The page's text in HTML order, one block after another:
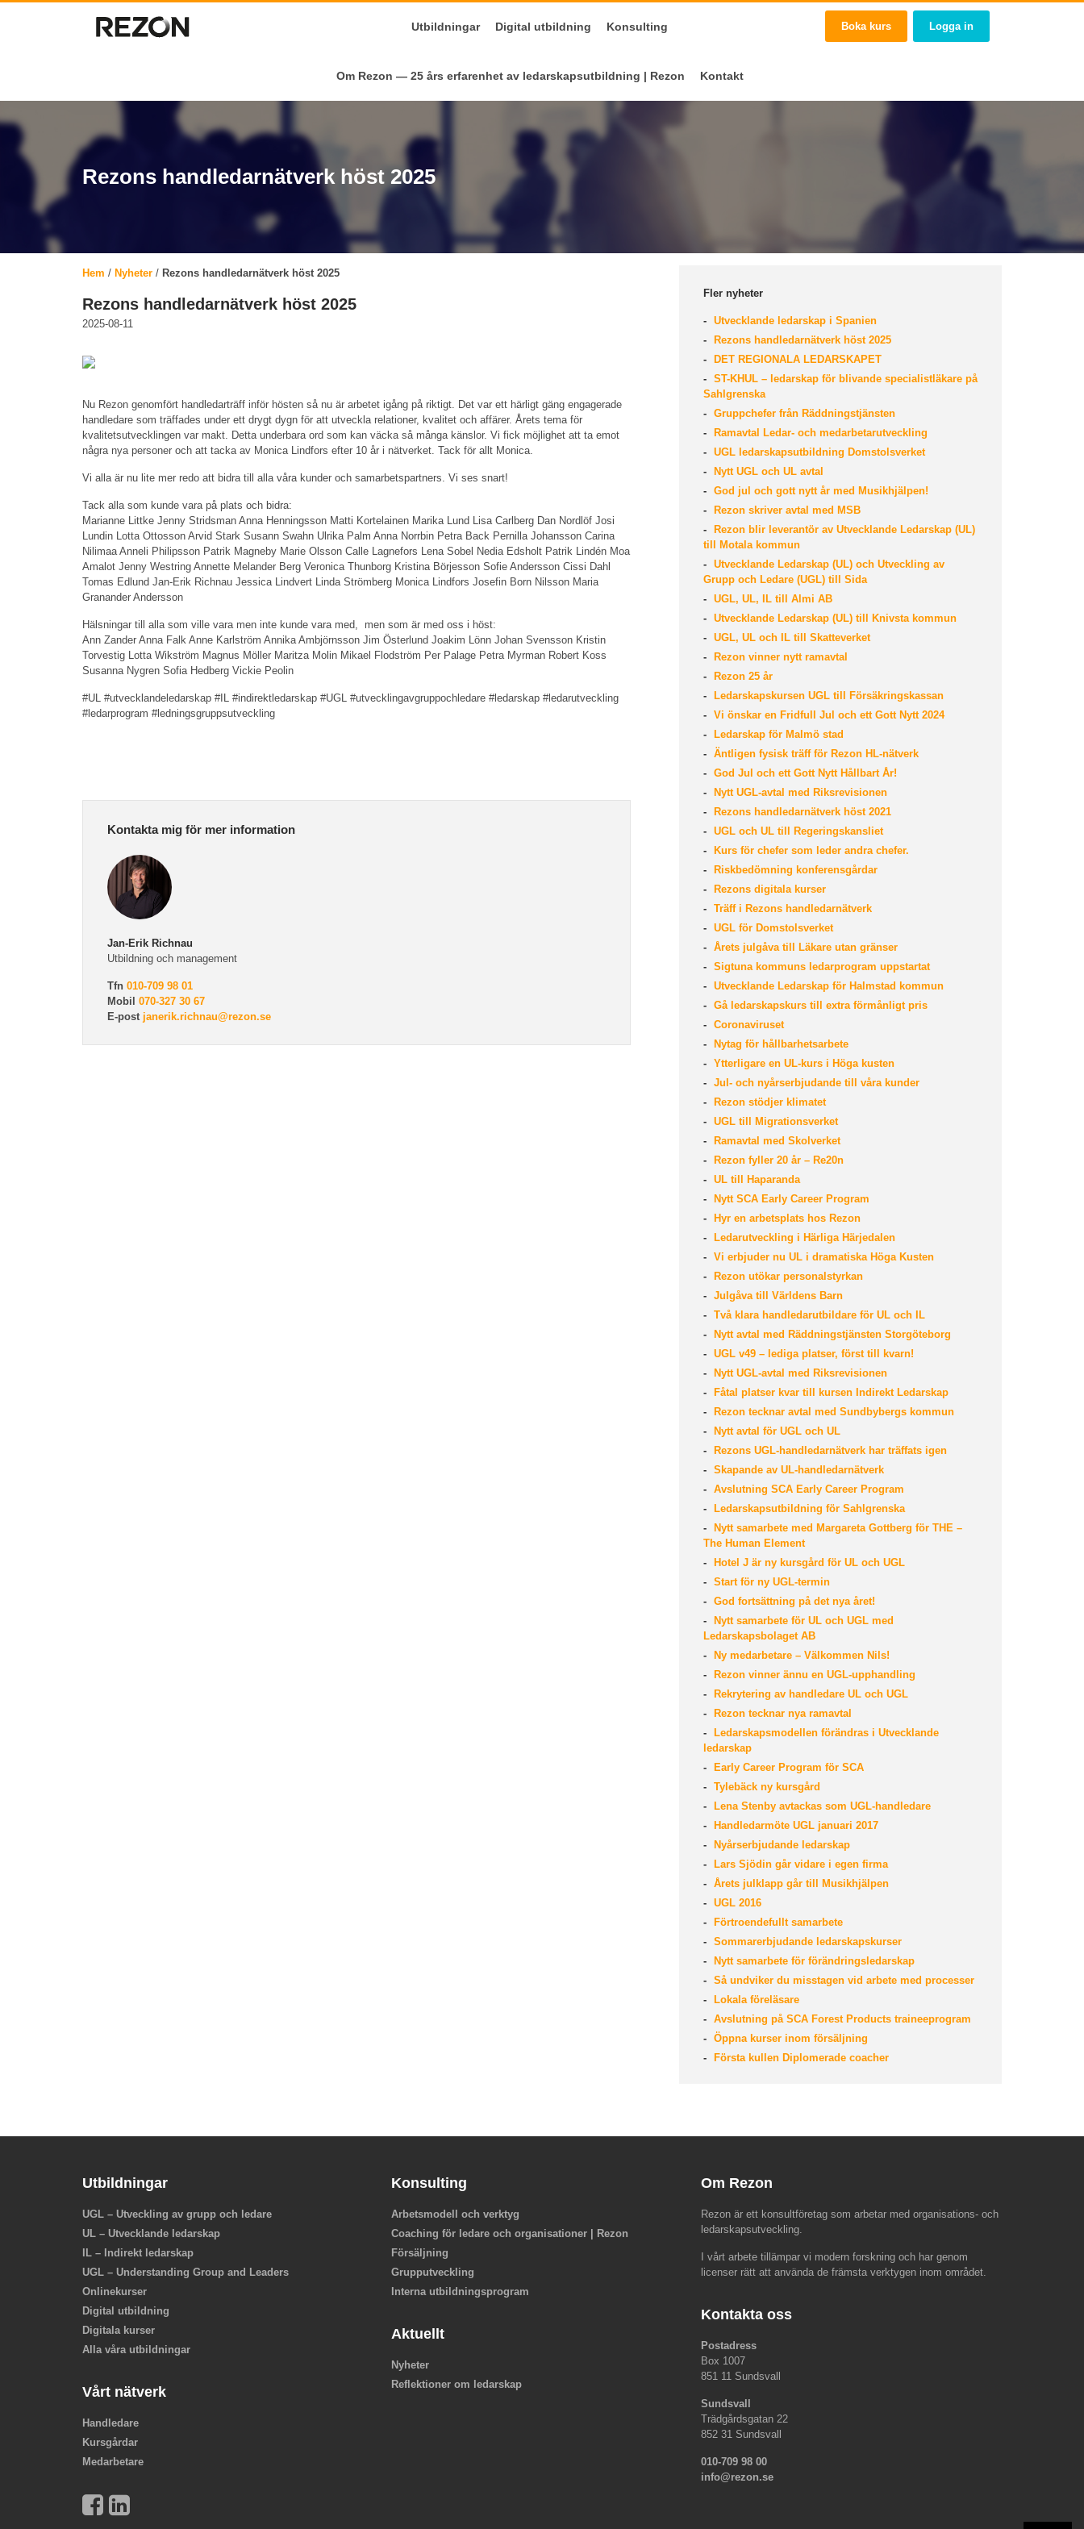
Utbildningar Digital utbildning Konsulting
Om Rezon — 25 års erfarenhet av ledarskapsutbildning | Rezon Kontakt
Boka kurs Logga in
Rezons handledarnätverk höst 2025
Hem / Nyheter / Rezons handledarnätverk höst 2025
Rezons handledarnätverk höst 2025
2025-08-11
Nu Rezon genomfört handledarträff inför hösten så nu är arbetet igång på riktigt. Det var ett härligt gäng engagerade
handledare som träffades under ett drygt dygn för att utveckla relationer, kvalitet och affärer. Årets tema för
kvalitetsutvecklingen var makt. Detta underbara ord som kan väcka så många känslor. Vi fick möjlighet att ta emot
några nya personer och att tacka av Monica Lindfors efter 10 år i nätverket. Tack för allt Monica.
Vi alla är nu lite mer redo att bidra till alla våra kunder och samarbetspartners. Vi ses snart!
Tack alla som kunde vara på plats och bidra:
Marianne Littke Jenny Stridsman Anna Henningsson Matti Kortelainen Marika Lund Lisa Carlberg Dan Nordlöf Josi
Lundin Lotta Ottosson Arvid Stark Susann Swahn Ulrika Palm Anna Norrbin Petra Back Pernilla Johansson Carina
Nilimaa Anneli Philipsson Patrik Magneby Marie Olsson Calle Lagnefors Lena Sobel Nedia Edsholt Patrik Lindén Moa
Amalot Jenny Westring Annette Melander Berg Veronica Thunborg Kristina Börjesson Sofie Andersson Cissi Dahl
Tomas Edlund Jan-Erik Richnau Jessica Lindvert Linda Strömberg Monica Lindfors Josefin Born Nilsson Maria
Granander Andersson
Hälsningar till alla som ville vara men inte kunde vara med, men som är med oss i höst:
Ann Zander Anna Falk Anne Karlström Annika Ambjörnsson Jim Österlund Joakim Lönn Johan Svensson Kristin
Torvestig Lotta Wikström Magnus Möller Maritza Molin Mikael Flodström Per Palage Petra Myrman Robert Koss
Susanna Nygren Sofia Hedberg Vickie Peolin
#UL #utvecklandeledarskap #IL #indirektledarskap #UGL #utvecklingavgruppochledare #ledarskap #ledarutveckling
#ledarprogram #ledningsgruppsutveckling
Kontakta mig för mer information
Jan-Erik Richnau
Utbildning och management
Tfn 010-709 98 01
Mobil 070-327 30 67
E-post janerik.richnau@rezon.se
Fler nyheter
Utvecklande ledarskap i Spanien
Rezons handledarnätverk höst 2025
DET REGIONALA LEDARSKAPET
ST-KHUL – ledarskap för blivande specialistläkare på
Sahlgrenska
Gruppchefer från Räddningstjänsten
Ramavtal Ledar- och medarbetarutveckling
UGL ledarskapsutbildning Domstolsverket
Nytt UGL och UL avtal
God jul och gott nytt år med Musikhjälpen!
Rezon skriver avtal med MSB
Rezon blir leverantör av Utvecklande Ledarskap (UL)
till Motala kommun
Utvecklande Ledarskap (UL) och Utveckling av
Grupp och Ledare (UGL) till Sida
UGL, UL, IL till Almi AB
Utvecklande Ledarskap (UL) till Knivsta kommun
UGL, UL och IL till Skatteverket
Rezon vinner nytt ramavtal
Rezon 25 år
Ledarskapskursen UGL till Försäkringskassan
Vi önskar en Fridfull Jul och ett Gott Nytt 2024
Ledarskap för Malmö stad
Äntligen fysisk träff för Rezon HL-nätverk
God Jul och ett Gott Nytt Hållbart År!
Nytt UGL-avtal med Riksrevisionen
Rezons handledarnätverk höst 2021
UGL och UL till Regeringskansliet
Kurs för chefer som leder andra chefer.
Riskbedömning konferensgårdar
Rezons digitala kurser
Träff i Rezons handledarnätverk
UGL för Domstolsverket
Årets julgåva till Läkare utan gränser
Sigtuna kommuns ledarprogram uppstartat
Utvecklande Ledarskap för Halmstad kommun
Gå ledarskapskurs till extra förmånligt pris
Coronaviruset
Nytag för hållbarhetsarbete
Ytterligare en UL-kurs i Höga kusten
Jul- och nyårserbjudande till våra kunder
Rezon stödjer klimatet
UGL till Migrationsverket
Ramavtal med Skolverket
Rezon fyller 20 år – Re20n
UL till Haparanda
Nytt SCA Early Career Program
Hyr en arbetsplats hos Rezon
Ledarutveckling i Härliga Härjedalen
Vi erbjuder nu UL i dramatiska Höga Kusten
Rezon utökar personalstyrkan
Julgåva till Världens Barn
Två klara handledarutbildare för UL och IL
Nytt avtal med Räddningstjänsten Storgöteborg
UGL v49 – lediga platser, först till kvarn!
Nytt UGL-avtal med Riksrevisionen
Fåtal platser kvar till kursen Indirekt Ledarskap
Rezon tecknar avtal med Sundbybergs kommun
Nytt avtal för UGL och UL
Rezons UGL-handledarnätverk har träffats igen
Skapande av UL-handledarnätverk
Avslutning SCA Early Career Program
Ledarskapsutbildning för Sahlgrenska
Nytt samarbete med Margareta Gottberg för THE –
The Human Element
Hotel J är ny kursgård för UL och UGL
Start för ny UGL-termin
God fortsättning på det nya året!
Nytt samarbete för UL och UGL med
Ledarskapsbolaget AB
Ny medarbetare – Välkommen Nils!
Rezon vinner ännu en UGL-upphandling
Rekrytering av handledare UL och UGL
Rezon tecknar nya ramavtal
Ledarskapsmodellen förändras i Utvecklande
ledarskap
Early Career Program för SCA
Tylebäck ny kursgård
Lena Stenby avtackas som UGL-handledare
Handledarmöte UGL januari 2017
Nyårserbjudande ledarskap
Lars Sjödin går vidare i egen firma
Årets julklapp går till Musikhjälpen
UGL 2016
Förtroendefullt samarbete
Sommarerbjudande ledarskapskurser
Nytt samarbete för förändringsledarskap
Så undviker du misstagen vid arbete med processer
Lokala föreläsare
Avslutning på SCA Forest Products traineeprogram
Öppna kurser inom försäljning
Första kullen Diplomerade coacher
Utbildningar
UGL – Utveckling av grupp och ledare
UL – Utvecklande ledarskap
IL – Indirekt ledarskap
UGL – Understanding Group and Leaders
Onlinekurser
Digital utbildning
Digitala kurser
Alla våra utbildningar
Vårt nätverk
Handledare
Kursgårdar
Medarbetare
Konsulting
Arbetsmodell och verktyg
Coaching för ledare och organisationer | Rezon
Försäljning
Grupputveckling
Interna utbildningsprogram
Aktuellt
Nyheter
Reflektioner om ledarskap
Om Rezon
Rezon är ett konsultföretag som arbetar med organisations- och
ledarskapsutveckling.
I vårt arbete tillämpar vi modern forskning och har genom
licenser rätt att använda de främsta verktygen inom området.
Kontakta oss
Postadress
Box 1007
851 11 Sundsvall
Sundsvall
Trädgårdsgatan 22
852 31 Sundsvall
010-709 98 00
info@rezon.se